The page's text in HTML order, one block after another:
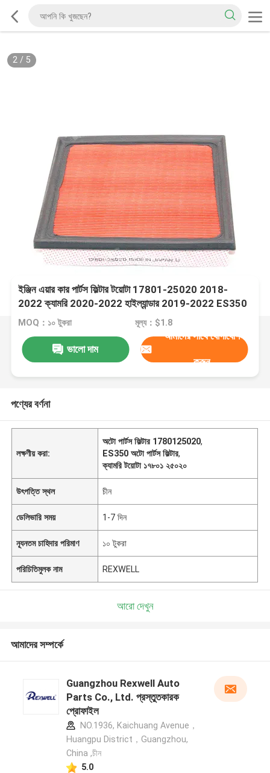
2/ 5
ইঞ্জিন এয়ার কার পার্টস ফিল্টার টয়োটা 17801-25020 2018-
2022 ক্যামরি 2020-2022 হাইল্যান্ডার 2019-2022 ES350
এর জন্য
MOQ：১০ টুকরা মূল্য：$1.8
ভালো দাম
আমাদের সাথে যোগাযোগ
করুন
পণ্যের বর্ণনা
লক্ষণীয় করা:
অটো পার্টস ফিল্টার 1780125020,
ES350 অটো পার্টস ফিল্টার,
ক্যামরি টয়োটা ১৭৮০১ ২৫০২০
উৎপত্তি স্থল চীন
ডেলিভারি সময় 1-7 দিন
ন্যূনতম চাহিদার পরিমাণ ১০ টুকরা
পরিচিতিমুলক নাম REXWELL
আরো দেখুন
আমাদের সম্পর্কে
Guangzhou Rexwell Auto
Parts Co., Ltd. প্রস্তুতকারক
প্রোফাইল
NO.1936, Kaichuang Avenue，
Huangpu District，Guangzhou,
China ,চীন
5.0